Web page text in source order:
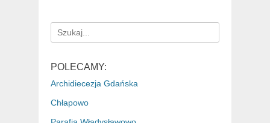
Search
for:
POLECAMY:
Archidiecezja Gdańska
Chłapowo